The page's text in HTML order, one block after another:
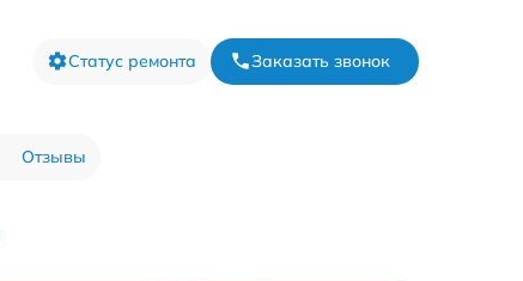
Статус ремонта Заказать звонок
Отзывы